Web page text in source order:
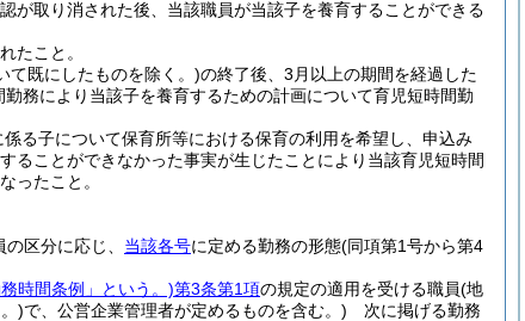
が取り消された後、当該職員が当該子を養育することができる
たこと。
て既にしたものを除く。)の終了後、3月以上の期間を経過した
務により当該子を養育するための計画について育児短時間勤
る子について保育所等における保育の利用を希望し、申込み
ることができなかった事実が生じたことにより当該育児短時間
ったこと。
区分に応じ、 当該各号に定める勤務の形態(同項第1号から第4
時間条例」という。)第3条第1項の規定の適用を受ける職員(地
)で、公営企業管理者が定めるものを含む。) 次に掲げる勤務